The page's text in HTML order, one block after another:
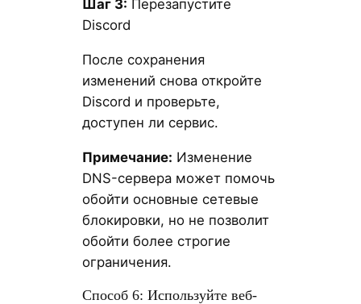
Шаг 3: Перезапустите
Discord
После сохранения
изменений снова откройте
Discord и проверьте,
доступен ли сервис.
Примечание: Изменение
DNS-сервера может помочь
обойти основные сетевые
блокировки, но не позволит
обойти более строгие
ограничения.
Способ 6: Используйте веб-